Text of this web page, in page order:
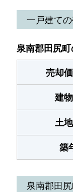
一戸建て
泉南郡田尻
売却
建
土
築
泉南郡田